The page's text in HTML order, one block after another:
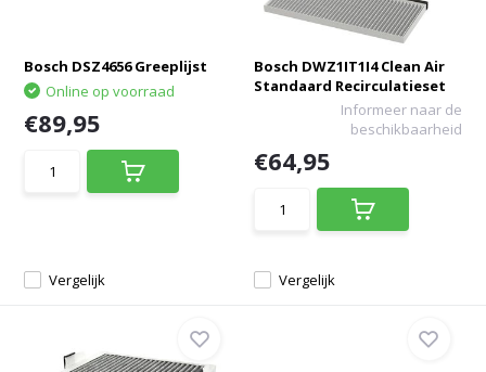
Bosch DSZ4656 Greeplijst
Vergelijk
Online op voorraad
€89,95
Bosch DWZ1IT1I4 Clean Air
Standaard Recirculatieset
Vergelijk
Informeer naar de
beschikbaarheid
€64,95